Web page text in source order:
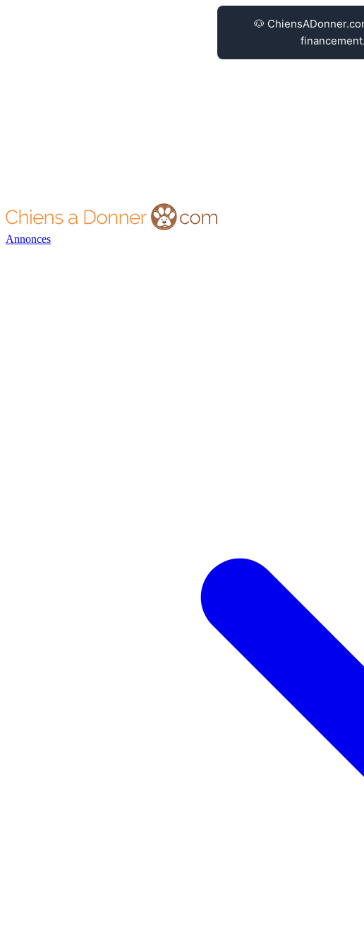
Annonces